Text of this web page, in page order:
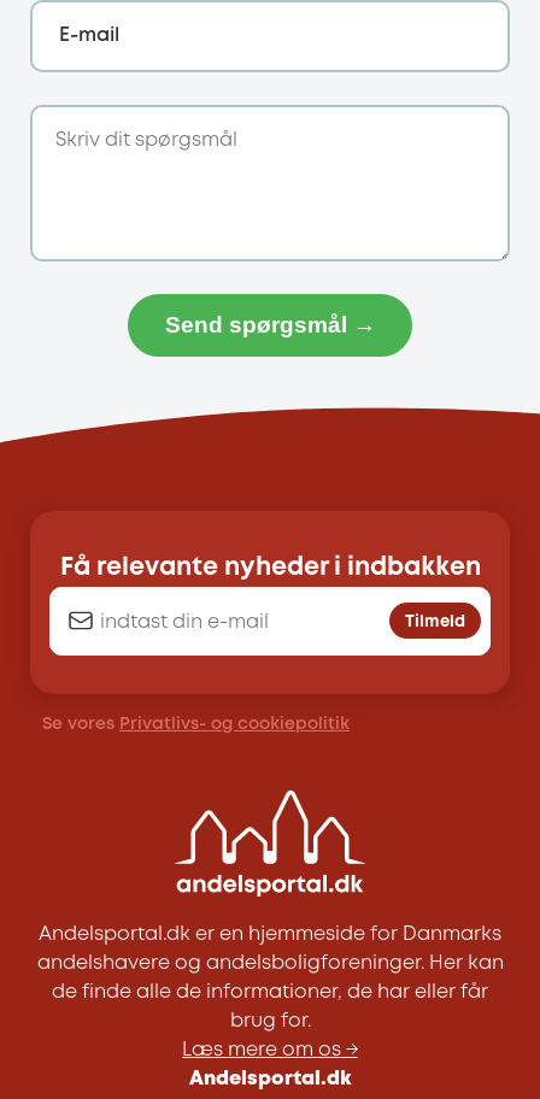
E-mail
Send spørgsmål →
Få relevante nyheder i indbakken
Tilmeld
Se vores Privatlivs- og cookiepolitik
Andelsportal.dk er en hjemmeside for Danmarks
andelshavere og andelsboligforeninger. Her kan
de finde alle de informationer, de har eller får
brug for.
Læs mere om os →
Andelsportal.dk